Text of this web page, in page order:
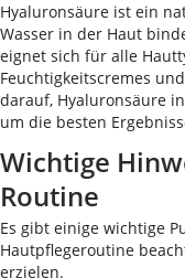
Hyaluronsäure ist ein
Wasser in der Haut
eignet sich für alle
Feuchtigkeitscremes
darauf, Hyaluronsäure
um die besten
Wichtige
Routine
Es gibt einige wichtige
Hautpflegeroutine
erzielen.